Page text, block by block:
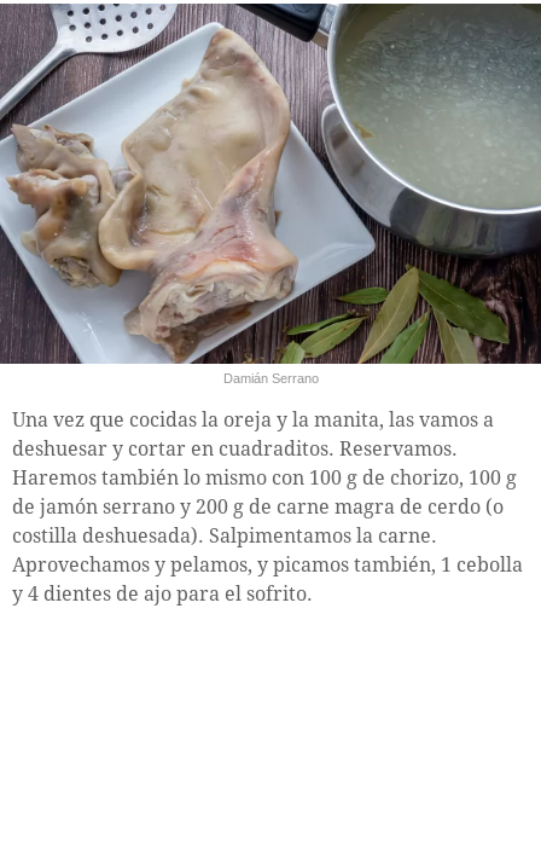
Damián Serrano
Una vez que cocidas la oreja y la manita, las vamos a
deshuesar y cortar en cuadraditos. Reservamos.
Haremos también lo mismo con 100 g de chorizo, 100 g
de jamón serrano y 200 g de carne magra de cerdo (o
costilla deshuesada). Salpimentamos la carne.
Aprovechamos y pelamos, y picamos también, 1 cebolla
y 4 dientes de ajo para el sofrito.